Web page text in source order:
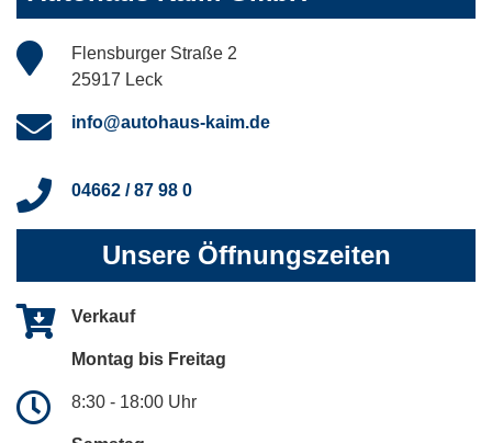
Flensburger Straße 2
25917 Leck
info@autohaus-kaim.de
04662 / 87 98 0
Unsere Öffnungszeiten
Verkauf
Montag bis Freitag
8:30 - 18:00 Uhr